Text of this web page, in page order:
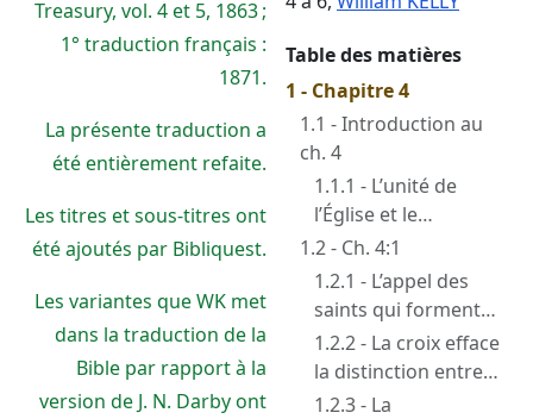
Treasury, vol. 4 et 5, 1863 ;
1° traduction français :
1871.
La présente traduction a
été entièrement refaite.
Les titres et sous-titres ont
été ajoutés par Bibliquest.
Les variantes que WK met
dans la traduction de la
Bible par rapport à la
version de J. N. Darby ont
Table des matières
1 - Chapitre 4
1.1 - Introduction au
ch. 4
1.1.1 - L’unité de
l’Église et le
caractère individuel
des dons et du
ministère
1.2 - Ch. 4:1
1.2.1 - L’appel des
saints qui forment
un seul corps en
Christ : quelque
chose d’unique
1.2.2 - La croix efface
la distinction entre
Juifs et Gentils
1.2.3 - La